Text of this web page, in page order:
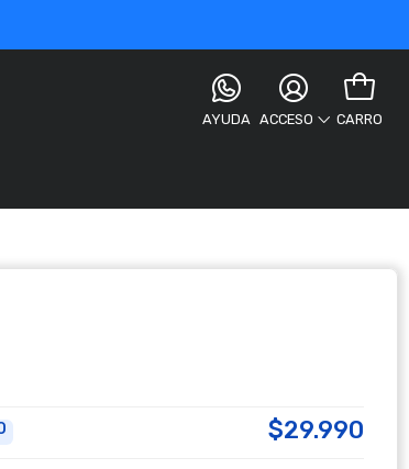
AYUDA ACCESO CARRO
$29.990